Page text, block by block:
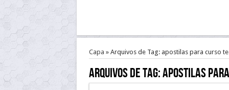
Capa » Arquivos de Tag: apostilas para curso
Arquivos de Tag:apostilas